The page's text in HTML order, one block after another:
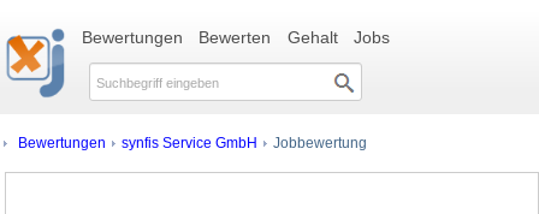
Bewertungen Bewerten Gehalt Jobs
Bewertungen synfis Service GmbH Jobbewertung